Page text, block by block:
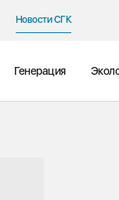
Новости СГК
Генерация